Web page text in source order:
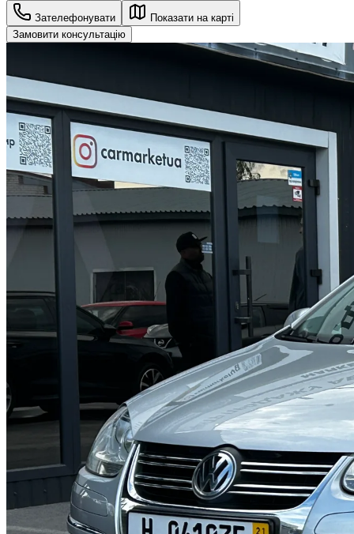
Зателефонувати
Показати на карті
Замовити консультацію